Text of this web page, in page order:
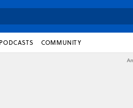
PODCASTS COMMUNITY